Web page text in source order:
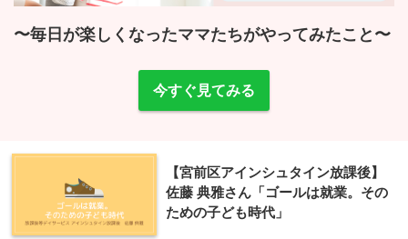
〜毎日が楽しくなったママたちがやってみたこと〜
今すぐ見てみる
【宮前区アインシュタイン放課後】
佐藤 典雅さん「ゴールは就業。その
ための子ども時代」